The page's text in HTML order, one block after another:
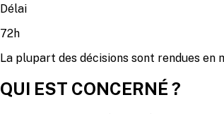
Délai
72h
La plupart des décisions sont rendues en
QUI EST CONCERNÉ ?